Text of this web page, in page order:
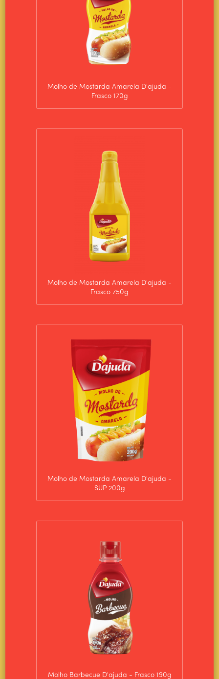
Molho de Mostarda Amarela D'ajuda -
Frasco 170g
Molho de Mostarda Amarela D'ajuda -
Frasco 750g
Molho de Mostarda Amarela D'ajuda -
SUP 200g
Molho Barbecue D'ajuda - Frasco 190g